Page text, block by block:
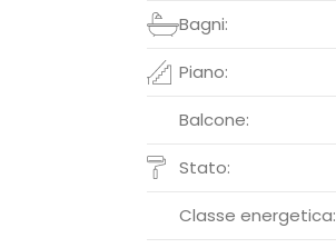
Bagni:
Piano:
Balcone:
Stato:
Classe energetica: